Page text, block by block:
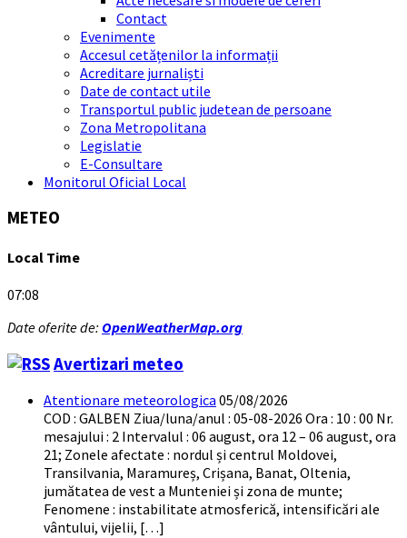
Contact
Evenimente
Accesul cetățenilor la informații
Acreditare jurnaliști
Date de contact utile
Transportul public judetean de persoane
Zona Metropolitana
Legislatie
E-Consultare
Monitorul Oficial Local
METEO
Local Time
07:08
Date oferite de: OpenWeatherMap.org
Avertizari meteo
Atentionare meteorologica 05/08/2026
COD : GALBEN Ziua/luna/anul : 05-08-2026 Ora : 10 : 00 Nr.
mesajului : 2 Intervalul : 06 august, ora 12 – 06 august, ora
21; Zonele afectate : nordul și centrul Moldovei,
Transilvania, Maramureș, Crișana, Banat, Oltenia,
jumătatea de vest a Munteniei și zona de munte;
Fenomene : instabilitate atmosferică, intensificări ale
vântului, vijelii, […]